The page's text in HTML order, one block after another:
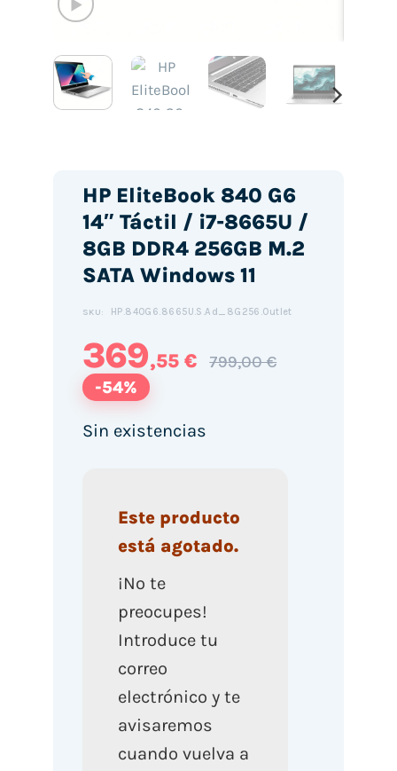
HP EliteBook 840 G6
14″ Táctil / i7-8665U /
8GB DDR4 256GB M.2
SATA Windows 11
SKU: HP.840G6.8665U.S.Ad_8G256.Outlet
369,55 € 799,00 €
-54%
Sin existencias
Este producto
está agotado.
¡No te
preocupes!
Introduce tu
correo
electrónico y te
avisaremos
cuando vuelva a